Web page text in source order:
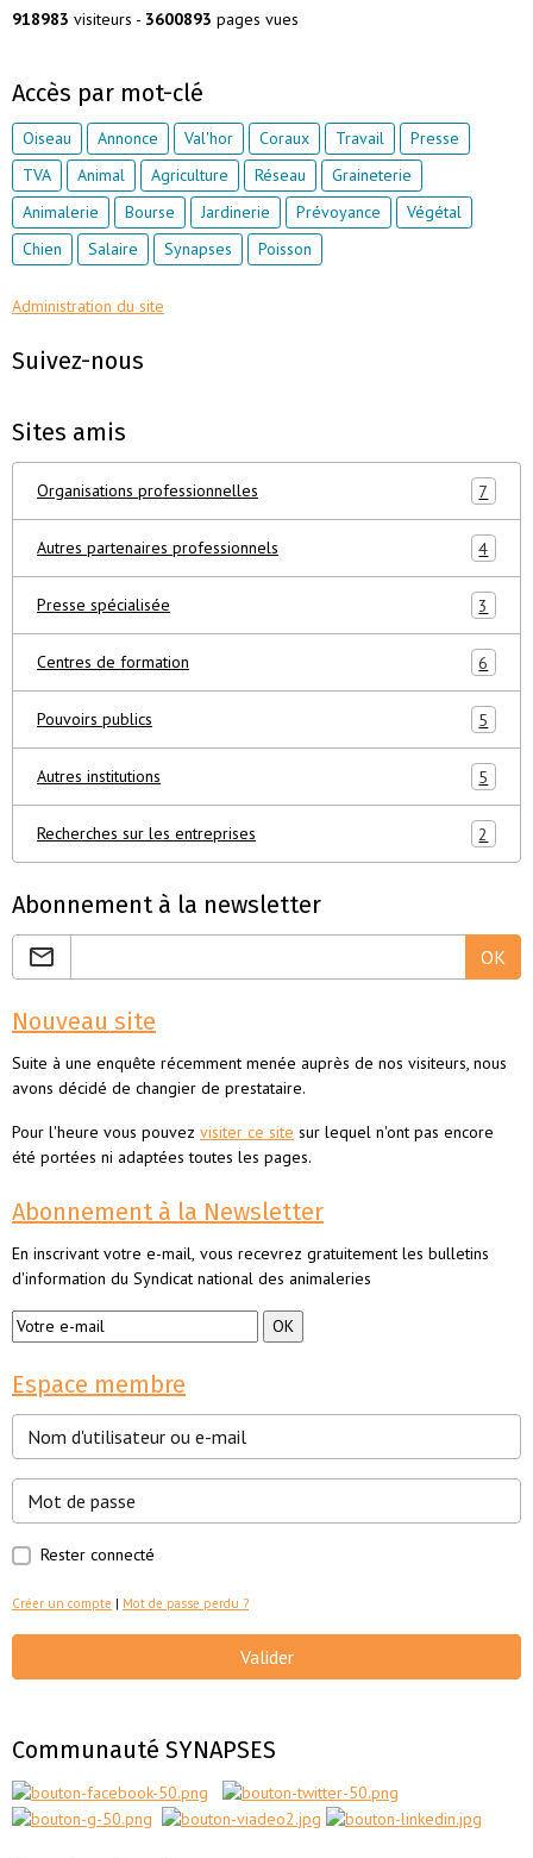
918983 visiteurs - 3600893 pages vues
Accès par mot-clé
Oiseau Annonce Val'hor Coraux Travail
Presse
TVA
Animal Agriculture Réseau
Graineterie
Animalerie
Bourse Jardinerie Prévoyance
Végétal
Chien
Salaire Synapses Poisson
Administration du site
Suivez-nous
Sites amis
Organisations professionnelles 7
Autres partenaires professionnels 4
Presse spécialisée 3
Centres de formation 6
Pouvoirs publics 5
Autres institutions 5
Recherches sur les entreprises 2
Abonnement à la newsletter
OK
Nouveau site
Suite à une enquête récemment menée auprès de nos visiteurs, nous
avons décidé de changier de prestataire.
Pour l'heure vous pouvez visiter ce site sur lequel n'ont pas encore
été portées ni adaptées toutes les pages.
Abonnement à la Newsletter
En inscrivant votre e-mail, vous recevrez gratuitement les bulletins
d'information du Syndicat national des animaleries
Espace membre
Rester connecté
Créer un compte | Mot de passe perdu ?
Valider
Communauté SYNAPSES